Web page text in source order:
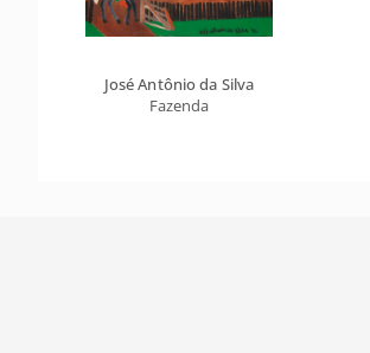
José Antônio da Silva
Fazenda